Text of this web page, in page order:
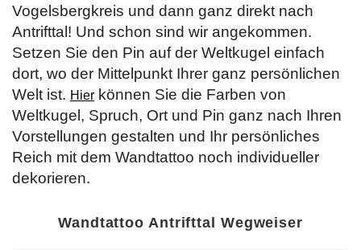
Vogelsbergkreis und dann ganz direkt nach
Antrifttal! Und schon sind wir angekommen.
Setzen Sie den Pin auf der Weltkugel einfach
dort, wo der Mittelpunkt Ihrer ganz persönlichen
Welt ist. Hier können Sie die Farben von
Weltkugel, Spruch, Ort und Pin ganz nach Ihren
Vorstellungen gestalten und Ihr persönliches
Reich mit dem Wandtattoo noch individueller
dekorieren.
Wandtattoo Antrifttal Wegweiser